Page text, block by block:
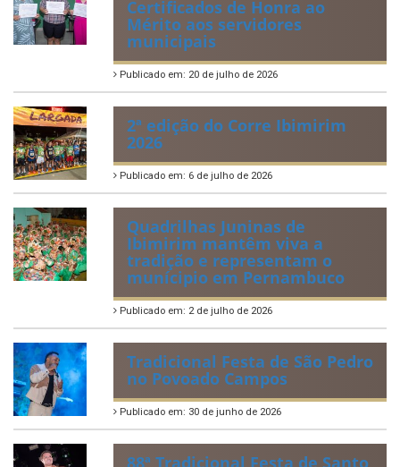
VIII Conferência Municipal dos
Direitos da Criança e do
Adolescente
IBIPREV realiza entrega dos
Certificados de Honra ao
Mérito aos servidores
municipais
Publicado em: 20 de julho de 2026
2ª edição do Corre Ibimirim
2026
Quadrilhas Juninas de
Ibimirim mantêm viva a
tradição e representam o
munícipio em Pernambuco